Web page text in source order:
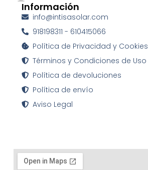
Información
info@intisasolar.com
918198311 - 610415066
Política de Privacidad y Cookies
Términos y Condiciones de Uso
Política de devoluciones
Política de envío
Aviso Legal